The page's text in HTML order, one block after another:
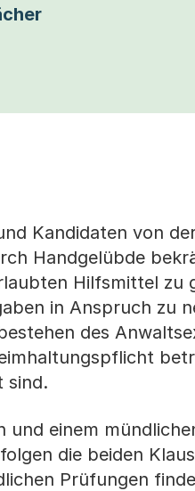
Kandidaten von
Handgelübde
Hilfsmittel zu
in Anspruch zu
des
sind.
einem
die beiden
Prüfungen